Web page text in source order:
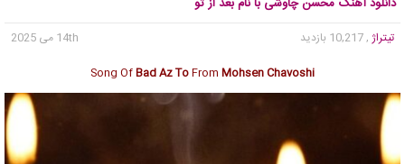
تیتراژ , 10,217 بازدید
14th می 2025
Song OfBad Az ToFrom Mohsen Chavoshi